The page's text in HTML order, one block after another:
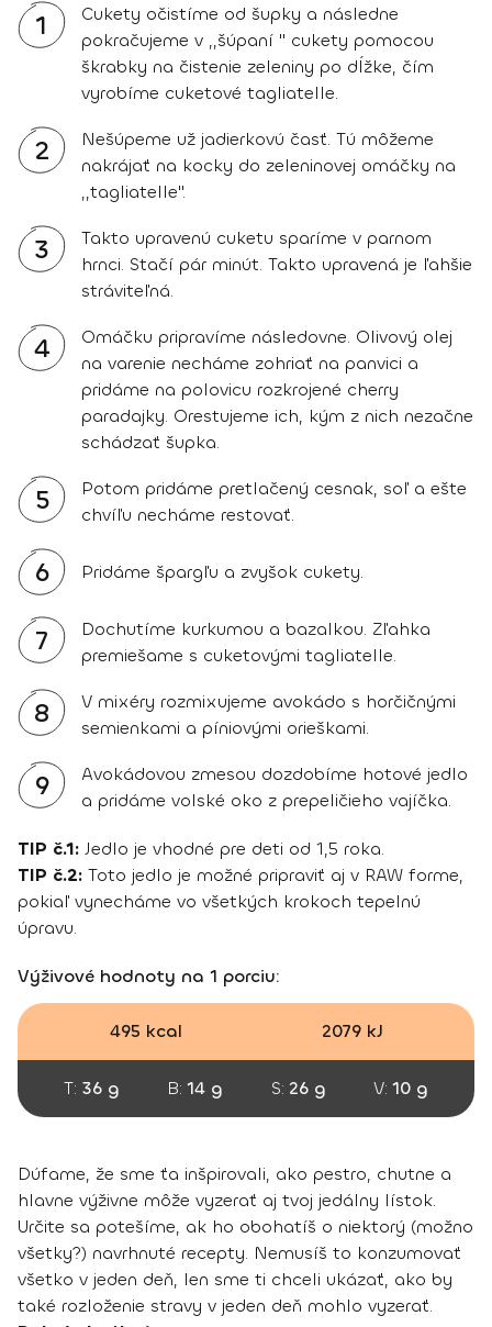
1
Cukety očistíme od šupky a následne
pokračujeme v ,,šúpaní " cukety pomocou
škrabky na čistenie zeleniny po dĺžke, čím
vyrobíme cuketové tagliatelle.
2
Nešúpeme už jadierkovú časť. Tú môžeme
nakrájať na kocky do zeleninovej omáčky na
,,tagliatelle".
3
Takto upravenú cuketu sparíme v parnom
hrnci. Stačí pár minút. Takto upravená je ľahšie
stráviteľná.
4
Omáčku pripravíme následovne. Olivový olej
na varenie necháme zohriať na panvici a
pridáme na polovicu rozkrojené cherry
paradajky. Orestujeme ich, kým z nich nezačne
schádzať šupka.
5
Potom pridáme pretlačený cesnak, soľ a ešte
chvíľu necháme restovať.
6 Pridáme špargľu a zvyšok cukety.
7
Dochutíme kurkumou a bazalkou. Zľahka
premiešame s cuketovými tagliatelle.
8
V mixéry rozmixujeme avokádo s horčičnými
semienkami a píniovými orieškami.
9
Avokádovou zmesou dozdobíme hotové jedlo
a pridáme volské oko z prepeličieho vajíčka.
TIP č.1: Jedlo je vhodné pre deti od 1,5 roka.
TIP č.2: Toto jedlo je možné pripraviť aj v RAW forme,
pokiaľ vynecháme vo všetkých krokoch tepelnú
úpravu.
Výživové hodnoty na 1 porciu:
495 kcal 2079 kJ
T: 36 g B: 14 g S: 26 g V: 10 g
Dúfame, že sme ťa inšpirovali, ako pestro, chutne a
hlavne výživne môže vyzerať aj tvoj jedálny lístok.
Určite sa potešíme, ak ho obohatíš o niektorý (možno
všetky?) navrhnuté recepty. Nemusíš to konzumovať
všetko v jeden deň, len sme ti chceli ukázať, ako by
také rozloženie stravy v jeden deň mohlo vyzerať.